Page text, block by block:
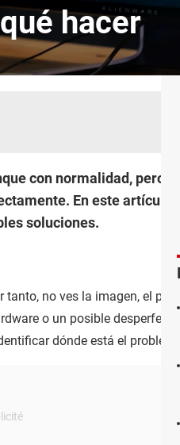
hacer
con normalidad, pero
En este artículo
soluciones.
no ves la imagen, el
o un posible
dónde está el